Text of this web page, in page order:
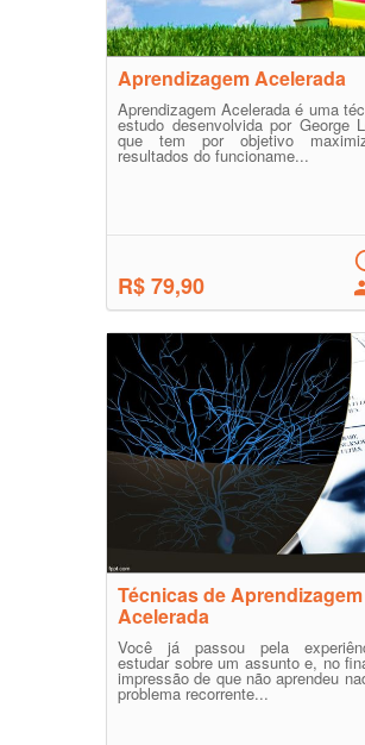
Aprendizagem Acelerada
Aprendizagem Acelerada é uma
estudo desenvolvida por George
que tem por objetivo
resultados do funcioname...
R$ 79,90
Técnicas de Aprendizagem
Acelerada
Você já passou pela
estudar sobre um assunto e, no
impressão de que não aprendeu
problema recorrente...